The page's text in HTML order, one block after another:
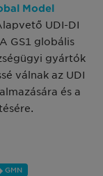
Model
UDI-DI
GS1 globális
gyártók
válnak az UDI
és a
GMN